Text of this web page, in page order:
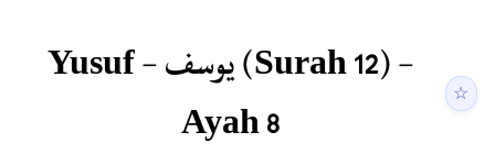
Yusuf-يوسف(Surah12) -
Ayah8
☆